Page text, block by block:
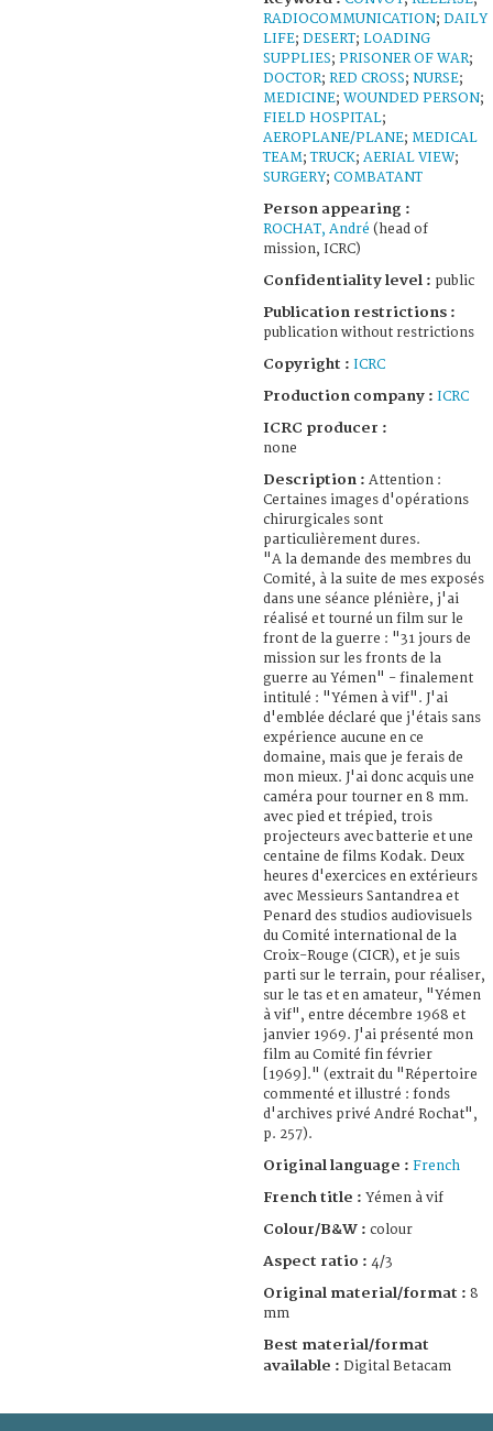
RADIOCOMMUNICATION; DAILY
LIFE; DESERT; LOADING
SUPPLIES; PRISONER OF WAR;
DOCTOR; RED CROSS; NURSE;
MEDICINE; WOUNDED PERSON;
FIELD HOSPITAL;
AEROPLANE/PLANE; MEDICAL
TEAM;TRUCK; AERIAL VIEW;
SURGERY; COMBATANT
Person appearing :
ROCHAT, André (head of
mission, ICRC)
Confidentiality level : public
Publication restrictions :
publication without restrictions
Copyright : ICRC
Production company : ICRC
ICRC producer :
none
Description : Attention :
Certaines images d'opérations
chirurgicales sont
particulièrement dures.
"A la demande des membres du
Comité, à la suite de mes exposés
dans une séance plénière, j'ai
réalisé et tourné un film sur le
front de la guerre : "31 jours de
mission sur les fronts de la
guerre au Yémen" - finalement
intitulé : "Yémen à vif". J'ai
d'emblée déclaré que j'étais sans
expérience aucune en ce
domaine, mais que je ferais de
mon mieux. J'ai donc acquis une
caméra pour tourner en 8 mm.
avec pied et trépied, trois
projecteurs avec batterie et une
centaine de films Kodak. Deux
heures d'exercices en extérieurs
avec Messieurs Santandrea et
Penard des studios audiovisuels
du Comité international de la
Croix-Rouge (CICR), et je suis
parti sur le terrain, pour réaliser,
sur le tas et en amateur, "Yémen
à vif", entre décembre 1968 et
janvier 1969. J'ai présenté mon
film au Comité fin février
[1969]." (extrait du "Répertoire
commenté et illustré : fonds
d'archives privé André Rochat",
p. 257).
Original language : French
French title : Yémen à vif
Colour/B&W : colour
Aspect ratio : 4/3
Original material/format : 8
mm
Best material/format
available : Digital Betacam